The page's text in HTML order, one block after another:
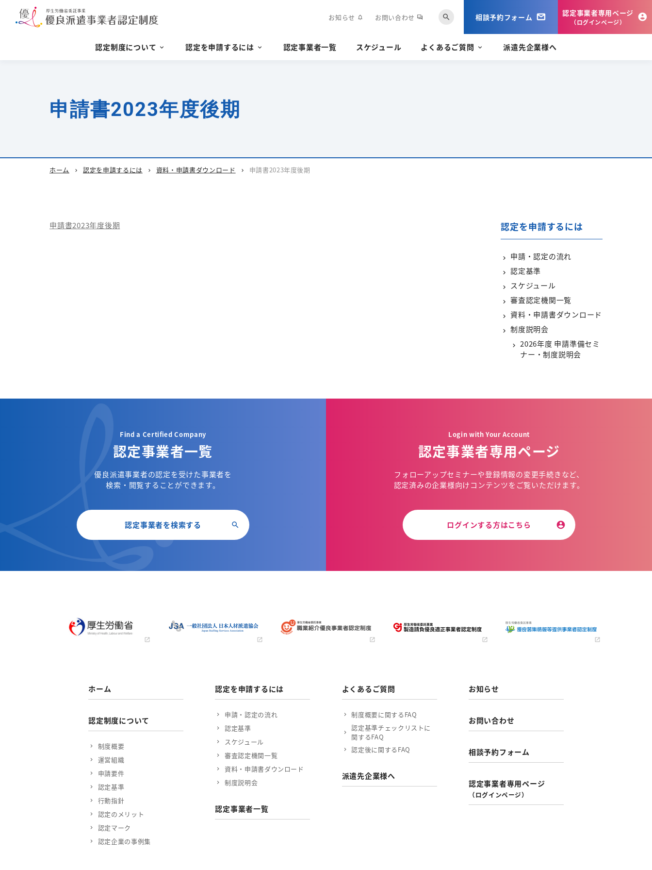
お知らせ notifications お問い合わせ forum search 相談予約フォーム 認定事業者専用ページ
（ログインページ）
認定制度について 認定を申請するには 認定事業者一覧 スケジュール よくあるご質問 派遣先企業様へ
申請書2023年度後期
ホーム chevron_right 認定を申請するには chevron_right 資料・申請書ダウンロード chevron_right 申請書2023年度後期
申請書2023年度後期 認定を申請するには
申請・認定の流れ
認定基準
スケジュール
審査認定機関一覧
資料・申請書ダウンロード
制度説明会
2026年度 申請準備セミ
ナー・制度説明会
Find a Certified Company
認定事業者一覧
優良派遣事業者の認定を受けた事業者を
検索・閲覧することができます。
認定事業者を検索する
Login with Your Account
認定事業者専用ページ
フォローアップセミナーや登録情報の変更手続きなど、
認定済みの企業様向けコンテンツを ご覧いただけます。
ログインする方はこちら
ホーム
認定制度について
制度概要
運営組織
申請要件
認定基準
行動指針
認定のメリット
認定マーク
認定企業の事例集
認定を申請するには
申請・認定の流れ
認定基準
スケジュール
審査認定機関一覧
資料・申請書ダウンロード
制度説明会
認定事業者一覧
よくあるご質問
制度概要に関するFAQ
認定基準チェックリストに
関するFAQ
認定後に関するFAQ
派遣先企業様へ
お知らせ
お問い合わせ
相談予約フォーム
認定事業者専用ページ
（ログインページ）